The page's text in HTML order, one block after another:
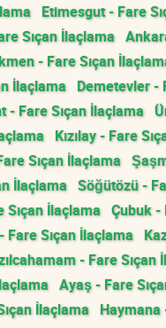
Etimesgut - Fare
Sıçan İlaçlama
- Fare Sıçan
İlaçlama Demetevler -
- Fare Sıçan İlaçlama
Kızılay - Fare
Sıçan İlaçlama
İlaçlama Söğütözü -
Sıçan İlaçlama Çubuk -
Fare Sıçan İlaçlama
- Fare Sıçan
Ayaş - Fare
İlaçlama Haymana